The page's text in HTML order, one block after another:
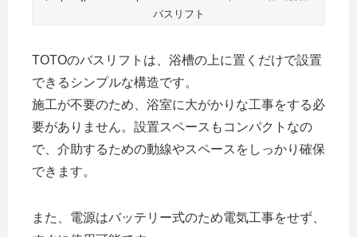
バスリフト
TOTOのバスリフトは、浴槽の上に置くだけで設置
できるシンプルな構造です。
施工が不要のため、浴室に大がかりな工事をする必
要がありません。設置スペースもコンパクトなの
で、介助するための動線やスペースをしっかり確保
できます。
また、電源はバッテリー式のため電気工事をせず、